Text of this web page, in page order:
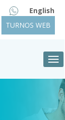
English
TURNOS WEB